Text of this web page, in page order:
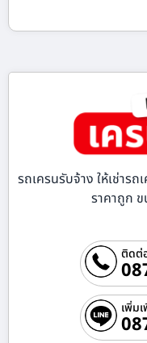
รถเครนรับจ้าง ให้เช่าร
ราคาถูก
ติดต่
เพิ่ม